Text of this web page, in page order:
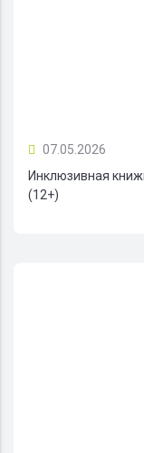
07.05.2026
Инклюзивная
(12+)